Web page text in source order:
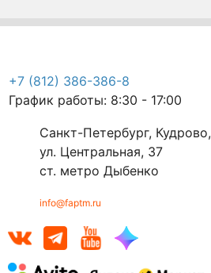
+7 (812) 386-386-8
График работы: 8:30 - 17:00
Санкт-Петербург, Кудрово,
ул. Центральная, 37
ст. метро Дыбенко
info@faptm.ru